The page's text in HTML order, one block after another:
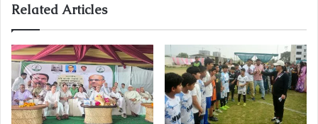
Related Articles